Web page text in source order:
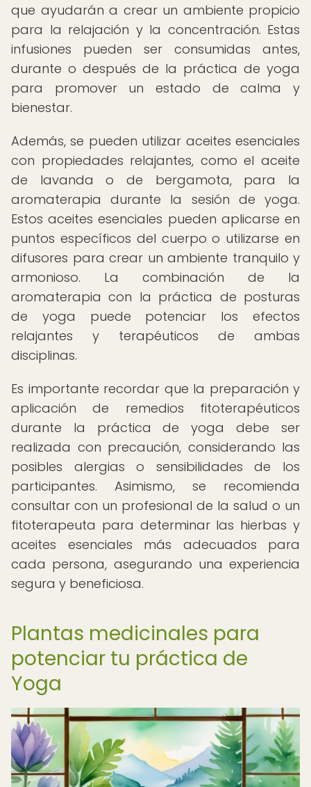
que ayudarán a crear un ambiente propicio
para la relajación y la concentración. Estas
infusiones pueden ser consumidas antes,
durante o después de la práctica de yoga
para promover un estado de calma y
bienestar.
Además, se pueden utilizar aceites esenciales
con propiedades relajantes, como el aceite
de lavanda o de bergamota, para la
aromaterapia durante la sesión de yoga.
Estos aceites esenciales pueden aplicarse en
puntos específicos del cuerpo o utilizarse en
difusores para crear un ambiente tranquilo y
armonioso. La combinación de la
aromaterapia con la práctica de posturas
de yoga puede potenciar los efectos
relajantes y terapéuticos de ambas
disciplinas.
Es importante recordar que la preparación y
aplicación de remedios fitoterapéuticos
durante la práctica de yoga debe ser
realizada con precaución, considerando las
posibles alergias o sensibilidades de los
participantes. Asimismo, se recomienda
consultar con un profesional de la salud o un
fitoterapeuta para determinar las hierbas y
aceites esenciales más adecuados para
cada persona, asegurando una experiencia
segura y beneficiosa.
Plantas medicinales para
potenciar tu práctica de
Yoga